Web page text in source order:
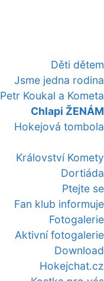
Děti dětem
Jsme jedna rodina
Petr Koukal a Kometa
Chlapi ŽENÁM
Hokejová tombola
Království Komety
Dortiáda
Ptejte se
Fan klub informuje
Fotogalerie
Aktivní fotogalerie
Download
Hokejchat.cz